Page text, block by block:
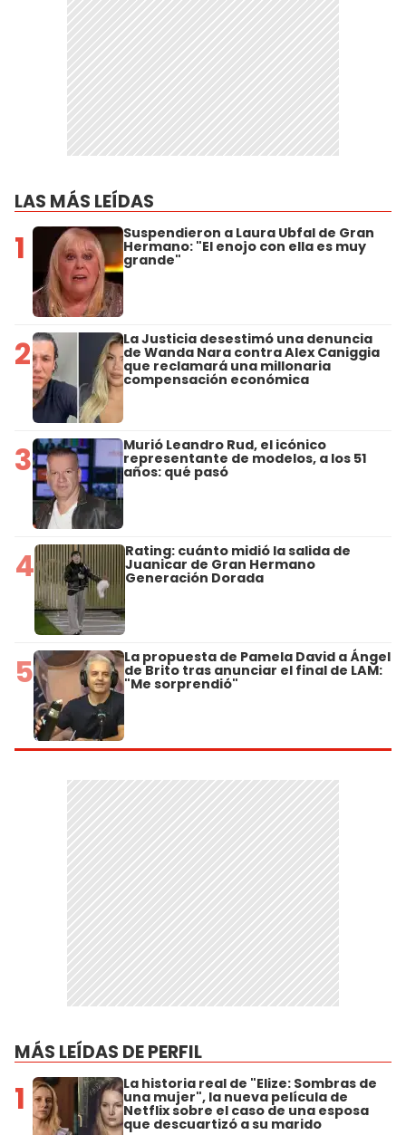
LAS MÁS LEÍDAS
1 Suspendieron a Laura Ubfal de Gran
Hermano: "El enojo con ella es muy
grande"
2 La Justicia desestimó una denuncia
de Wanda Nara contra Alex Caniggia
que reclamará una millonaria
compensación económica
3 Murió Leandro Rud, el icónico
representante de modelos, a los 51
años: qué pasó
4 Rating: cuánto midió la salida de
Juanicar de Gran Hermano
Generación Dorada
5 La propuesta de Pamela David a Ángel
de Brito tras anunciar el final de LAM:
"Me sorprendió"
MÁS LEÍDAS DE PERFIL
1 La historia real de "Elize: Sombras de
una mujer", la nueva película de
Netflix sobre el caso de una esposa
que descuartizó a su marido